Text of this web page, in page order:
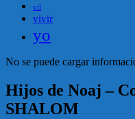
vil
vivir
yo
No se puede cargar
Hijos de Noaj –
SHALOM